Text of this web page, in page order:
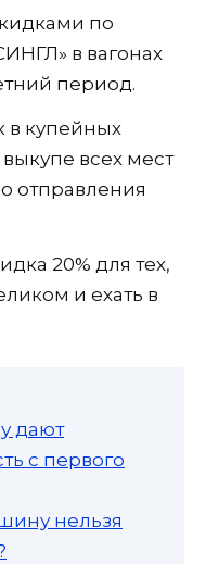
по
в вагонах
период.
в купейных
всех мест
отправления
20% для тех,
и ехать в
дают
с первого
нельзя